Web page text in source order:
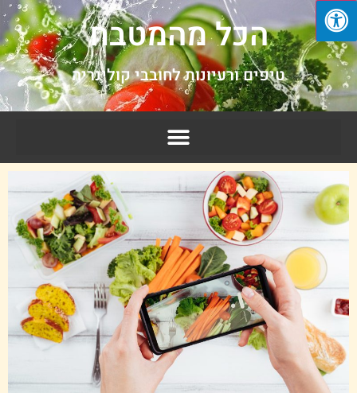
הכל מהמטבח
טיפים ורעיונות לחובבי קולינריה